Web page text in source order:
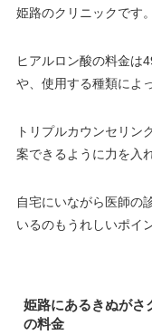
姫路のクリニックです。
ヒアルロン酸の料金は
や、使用する種類によ
トリプルカウンセリン
案できるように力を入
自宅にいながら医師の
いるのもうれしいポイ
姫路にあるきぬがさ
の料金